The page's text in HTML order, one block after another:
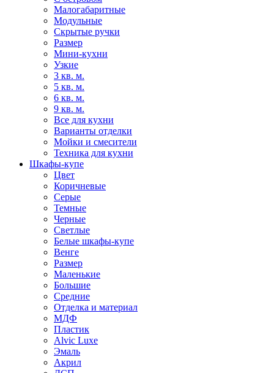
Малогабаритные
Модульные
Скрытые ручки
Размер
Мини-кухни
Узкие
3 кв. м.
5 кв. м.
6 кв. м.
9 кв. м.
Все для кухни
Варианты отделки
Мойки и смесители
Техника для кухни
Шкафы-купе
Цвет
Коричневые
Серые
Темные
Черные
Светлые
Белые шкафы-купе
Венге
Размер
Маленькие
Большие
Средние
Отделка и материал
МДФ
Пластик
Alvic Luxe
Эмаль
Акрил